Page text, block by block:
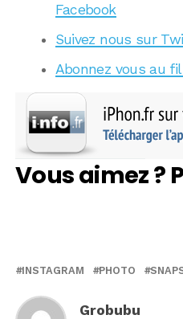
Facebook
Suivez nous sur
Abonnez vous au fil
Vous aimez ?
INSTAGRAM PHOTO
Grobubu